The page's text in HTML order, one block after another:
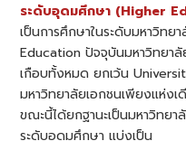
ระดับอุดมศึกษา (Higher
เป็นการศึกษาในระดับมหาวิท
Education ปัจจุบันมหาวิทยาลั
เกือบทั้งหมด ยกเว้น
มหาวิทยาลัยเอกชนเพียงแห่ง
ขณะนี้ได้ยกฐานะเป็นมหาวิทย
ระดับอุดมศึกษา แบ่งเป็น